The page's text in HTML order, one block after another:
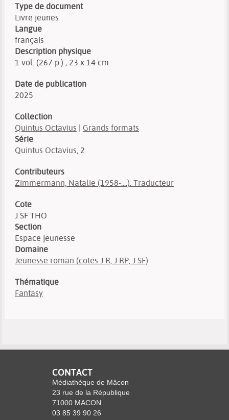
Type de document
Livre jeunes
Langue
français
Description physique
1 vol. (267 p.) ; 23 x 14 cm
Date de publication
2025
Collection
Quintus Octavius | Grands formats
Série
Quintus Octavius, 2
Contributeurs
Zimmermann, Natalie (1958-....). Traducteur
Cote
J SF THO
Section
Espace jeunesse
Domaine
Jeunesse roman (cotes J R, J RP, J SF)
Thématique
Fantasy
CONTACT
Médiathèque de Mâcon
23 rue de la République
71000 MACON
03 85 39 90 26